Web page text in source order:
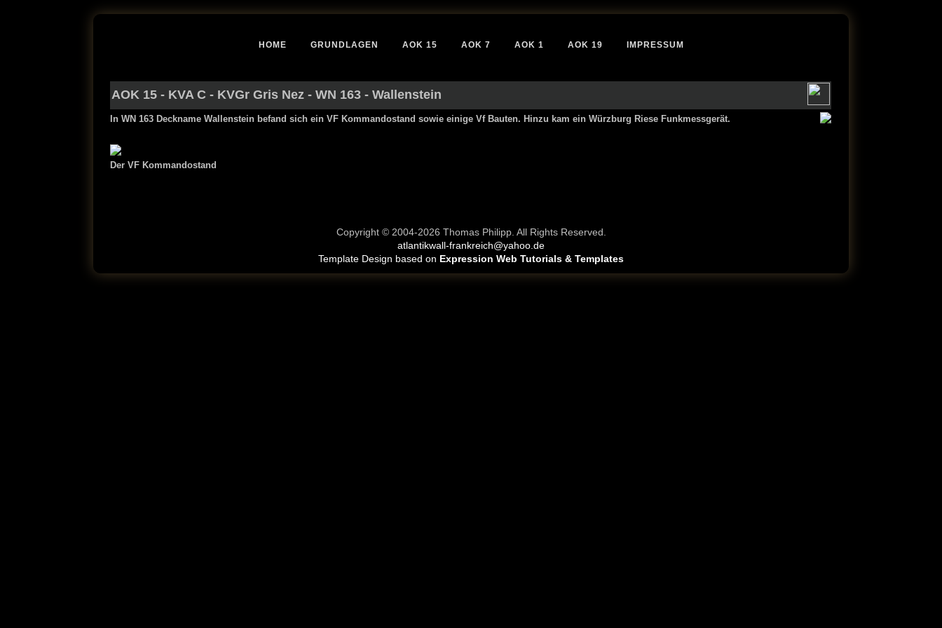
HOME GRUNDLAGEN AOK 15 AOK 7 AOK 1 AOK 19 IMPRESSUM
AOK 15 - KVA C - KVGr Gris Nez - WN 163 - Wallenstein
In WN 163 Deckname Wallenstein befand sich ein VF Kommandostand sowie einige Vf Bauten. Hinzu kam ein Würzburg Riese Funkmessgerät.
DerVF Kommandostand
Copyright © 2004-2026 Thomas Philipp. All Rights Reserved.
atlantikwall-frankreich@yahoo.de
Template Design based on Expression Web Tutorials & Templates